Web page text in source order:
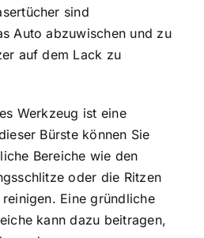
sind
Auto abzuwischen und zu
auf dem Lack zu
Werkzeug ist eine
Bürste können Sie
Bereiche wie den
oder die Ritzen
Eine gründliche
kann dazu beitragen,